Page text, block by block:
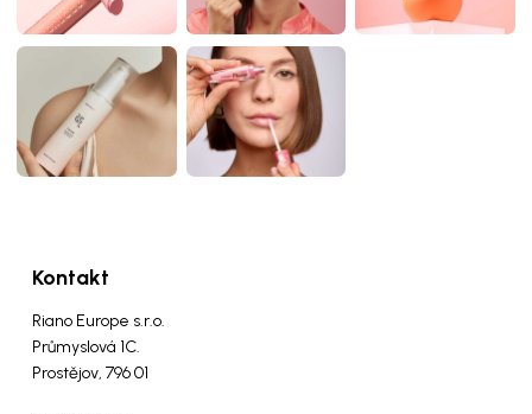
Kontakt
Riano Europe s.r.o.
Průmyslová 1C.
Prostějov, 796 01